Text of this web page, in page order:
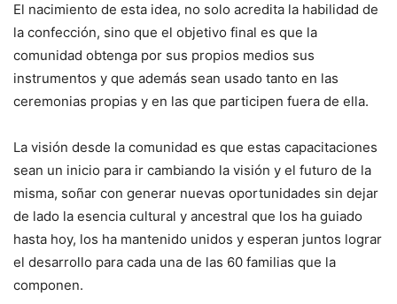
El nacimiento de esta idea, no solo acredita la habilidad de
la confección, sino que el objetivo final es que la
comunidad obtenga por sus propios medios sus
instrumentos y que además sean usado tanto en las
ceremonias propias y en las que participen fuera de ella.
La visión desde la comunidad es que estas capacitaciones
sean un inicio para ir cambiando la visión y el futuro de la
misma, soñar con generar nuevas oportunidades sin dejar
de lado la esencia cultural y ancestral que los ha guiado
hasta hoy, los ha mantenido unidos y esperan juntos lograr
el desarrollo para cada una de las 60 familias que la
componen.